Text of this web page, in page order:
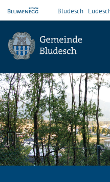
Bludesch
Previous